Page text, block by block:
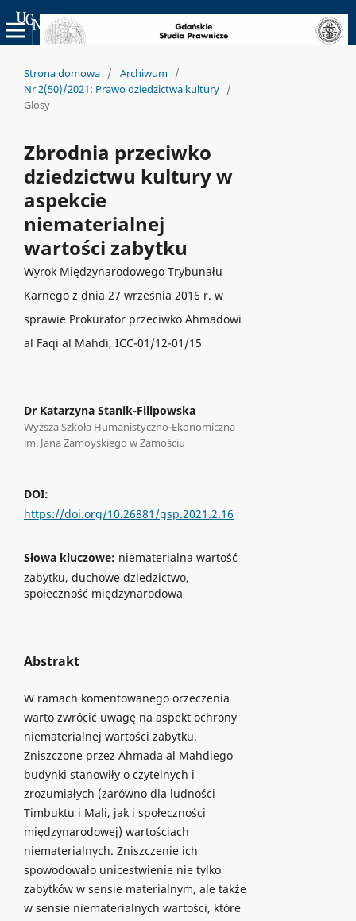
Uniwersyteckie Czasopisma Naukowe
Strona domowa / Archiwum /
Nr 2(50)/2021: Prawo dziedzictwa kultury /
Glosy
Zbrodnia przeciwko
dziedzictwu kultury w
aspekcie
niematerialnej
wartości zabytku
Wyrok Międzynarodowego Trybunału
Karnego z dnia 27 września 2016 r. w
sprawie Prokurator przeciwko Ahmadowi
al Faqi al Mahdi, ICC-01/12-01/15
Dr Katarzyna Stanik-Filipowska
Wyższa Szkoła Humanistyczno-Ekonomiczna
im. Jana Zamoyskiego w Zamościu
DOI:
https://doi.org/10.26881/gsp.2021.2.16
Słowa kluczowe: niematerialna wartość
zabytku, duchowe dziedzictwo,
społeczność międzynarodowa
Abstrakt
W ramach komentowanego orzeczenia
warto zwrócić uwagę na aspekt ochrony
niematerialnej wartości zabytku.
Zniszczone przez Ahmada al Mahdiego
budynki stanowiły o czytelnych i
zrozumiałych (zarówno dla ludności
Timbuktu i Mali, jak i społeczności
międzynarodowej) wartościach
niematerialnych. Zniszczenie ich
spowodowało unicestwienie nie tylko
zabytków w sensie materialnym, ale także
w sensie niematerialnych wartości, które